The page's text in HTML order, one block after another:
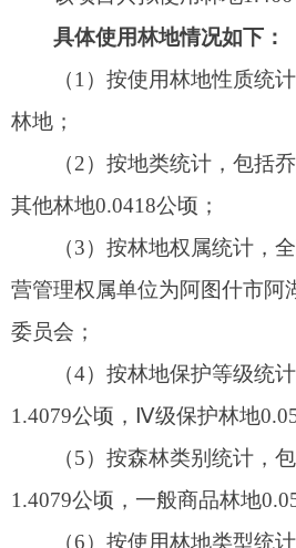
（4）按林地保护等级统计，包
1.4079公顷，Ⅳ级保护林地0.0585公
（5）按森林类别统计，包括地
1.4079公顷，一般商品林地0.0585公
（6）按使用林地类型统计，包
（7）按起源统计，全部为人工林
（8）按优势树种（组）统计，
（9）按林种统计，包括农田牧
公顷，果树林0.0585公顷。
（10）林木资源统计，该项目
六、拟使用林地期限：
永久使用
我局对该申请进行审核上报，
对该申请选址范围内的林地、林木权
于2024年9月19日—2024年9月26日